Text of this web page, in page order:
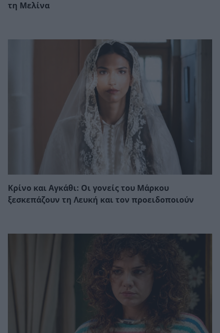
τη Μελίνα
Κρίνο και Αγκάθι: Οι γονείς του Μάρκου
ξεσκεπάζουν τη Λευκή και τον προειδοποιούν